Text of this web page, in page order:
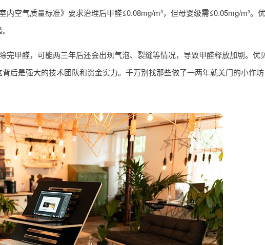
内空气质量标准》要求治理后甲醛≤0.08mg/m³，但母婴级需≤0.05mg/m³。
完甲醛，可能两三年后还会出现气泡、裂缝等情况，导致甲醛释放加剧。
后是强大的技术团队和资金实力。千万别找那些做了一两年就关门的小作